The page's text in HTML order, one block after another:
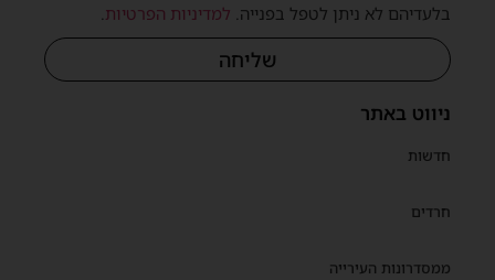
ניווט באתר
חדשות
חרדים
ממסדרונות העירייה
בלעדיהם לא ניתן לטפל בפנייה. למדיניות הפרטיות.
שליחה